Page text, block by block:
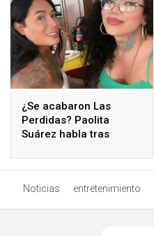
¿Se acabaron Las
Perdidas? Paolita
Suárez habla tras
de Karina Torres
Noticias entretenimiento